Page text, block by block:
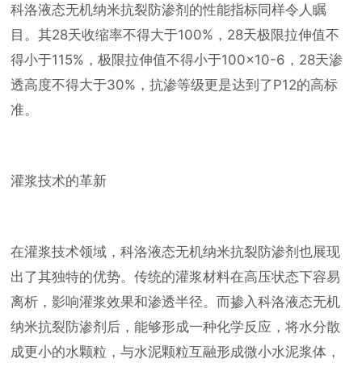
科洛液态无机纳米抗裂防渗剂的性能指标同样令人瞩
目。其28天收缩率不得大于100%，28天极限拉伸值不
得小于115%，极限拉伸值不得小于100×10-6，28天渗
透高度不得大于30%，抗渗等级更是达到了P12的高标
准。
灌浆技术的革新
在灌浆技术领域，科洛液态无机纳米抗裂防渗剂也展现
出了其独特的优势。传统的灌浆材料在高压状态下容易
离析，影响灌浆效果和渗透半径。而掺入科洛液态无机
纳米抗裂防渗剂后，能够形成一种化学反应，将水分散
成更小的水颗粒，与水泥颗粒互融形成微小水泥浆体，